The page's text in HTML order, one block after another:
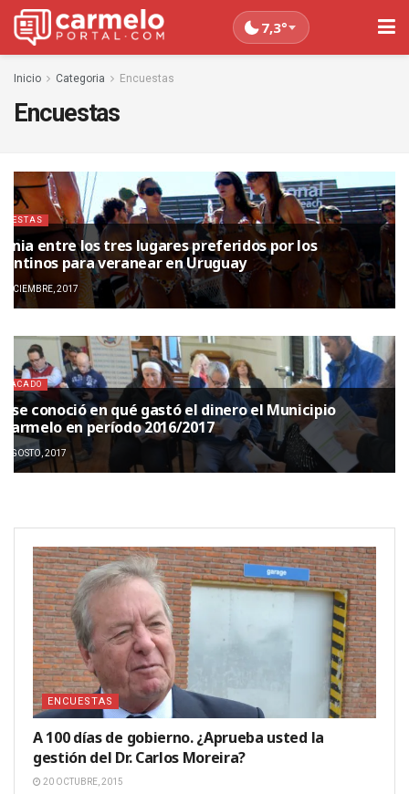
7,3°
Inicio Categoria Encuestas
Encuestas
entre los tres lugares preferidos por los
para veranear en Uruguay
DICIEMBRE, 2017
se conoció en qué gastó el dinero el Municipio
en período 2016/2017
AGOSTO, 2017
ENCUESTAS
A 100 días de gobierno. ¿Aprueba usted la
gestión del Dr. Carlos Moreira?
20 OCTUBRE, 2015